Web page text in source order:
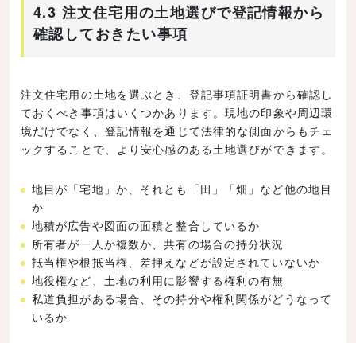
4.3 注文住宅用の土地選びで登記情報から
確認しておきたい事項
注文住宅用の土地を選ぶとき、登記事項証明書から確認し
ておくべき事項はいくつかあります。現地の印象や周辺環
境だけでなく、登記情報を通じて法律的な側面からもチェ
ックすることで、より安心感のある土地選びができます。
地目が「宅地」か、それとも「田」「畑」など他の地目
か
地積が広告や図面の面積と整合しているか
所有者が一人か複数か、共有の場合の持分状況
抵当権や根抵当権、差押えなどが設定されていないか
地役権など、土地の利用に影響する権利の有無
私道負担がある場合、その持分や権利関係がどうなって
いるか